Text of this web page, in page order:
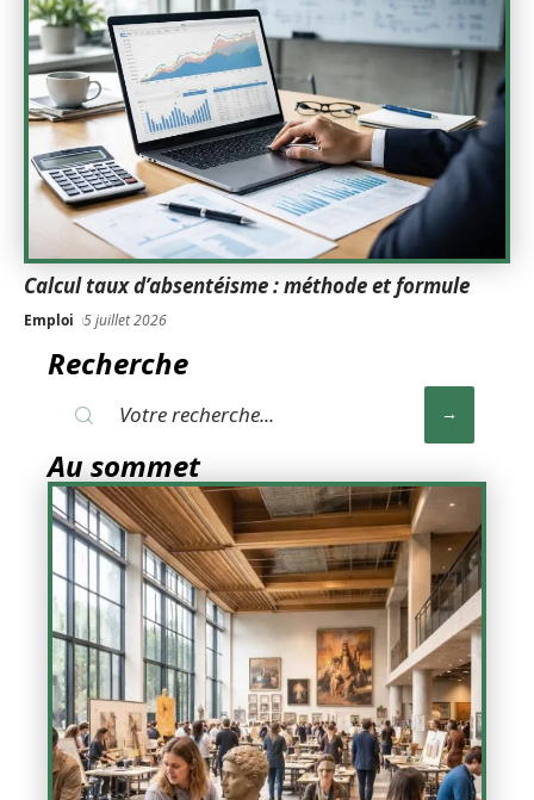
Calcul taux d’absentéisme : méthode et formule
Emploi 5 juillet 2026
Recherche
Au sommet